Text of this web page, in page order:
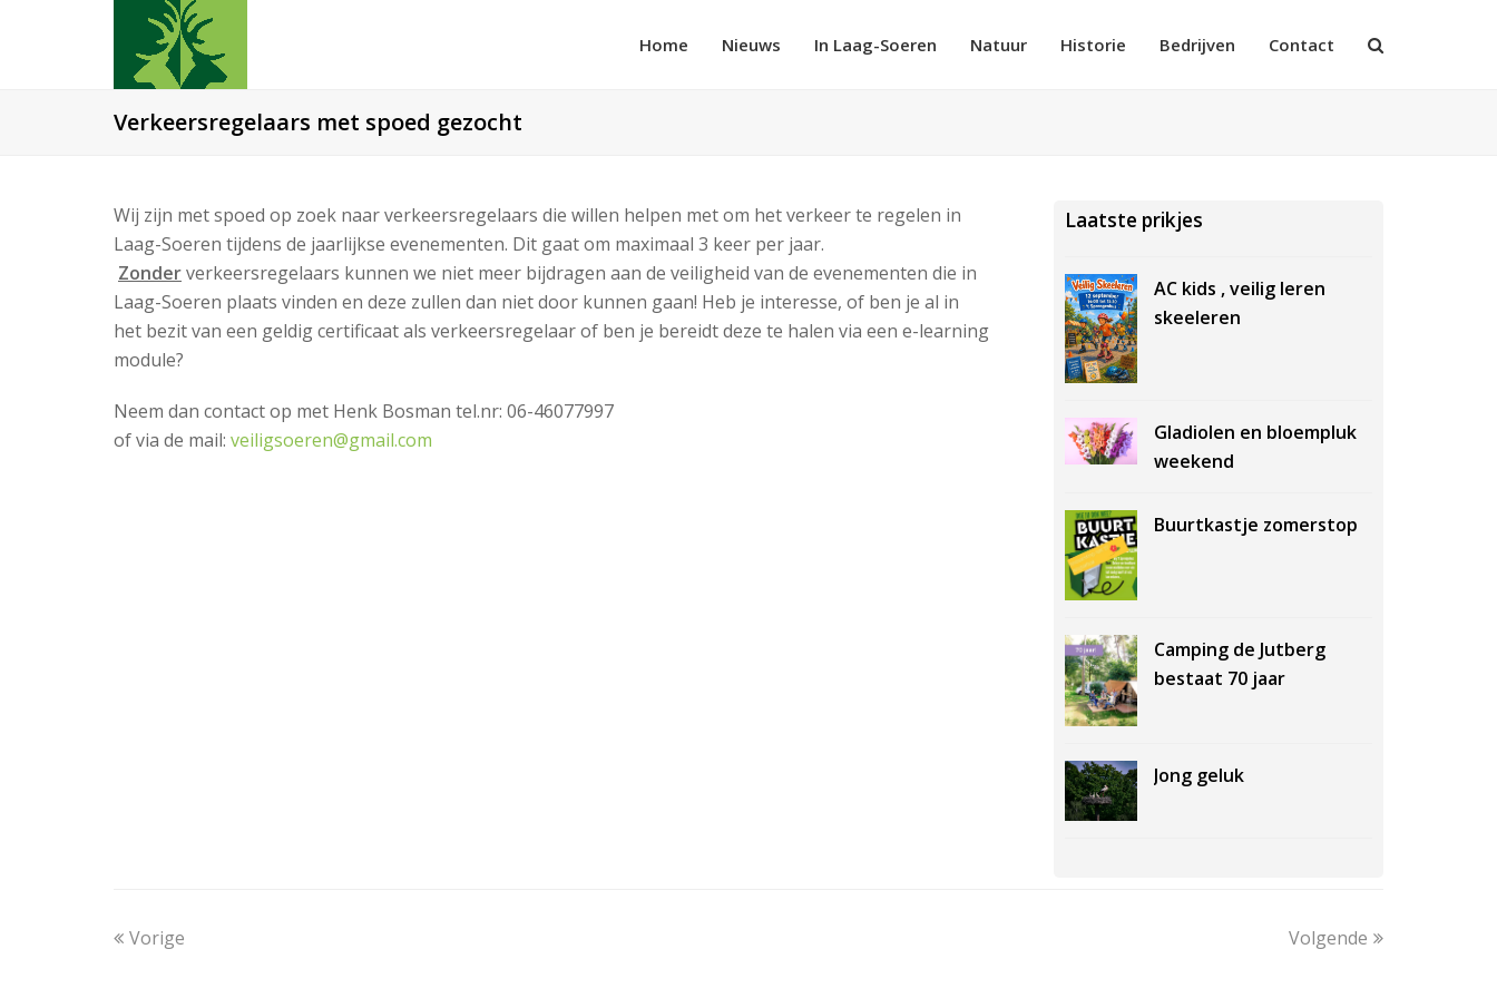
Home Nieuws In Laag-Soeren Natuur Historie Bedrijven Contact
Verkeersregelaars met spoed gezocht
Wij zijn met spoed op zoek naar verkeersregelaars die willen helpen met om het verkeer te regelen in
Laag-Soeren tijdens de jaarlijkse evenementen. Dit gaat om maximaal 3 keer per jaar.
Zonderverkeersregelaars kunnen we niet meer bijdragen aan de veiligheid van de evenementen die in
Laag-Soeren plaats vinden en deze zullen dan niet door kunnen gaan! Heb je interesse, of ben je al in
het bezit van een geldig certificaat als verkeersregelaar of ben je bereidt deze te halen via een e-learning
module?
Neem dan contact op met Henk Bosman tel.nr: 06-46077997
of via de mail: veiligsoeren@gmail.com
Laatste prikjes
AC kids , veilig leren
skeeleren
Gladiolen en bloempluk
weekend
Buurtkastje zomerstop
Camping de Jutberg
bestaat 70 jaar
Jong geluk
Vorige Volgende